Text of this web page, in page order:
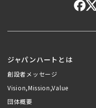
ジャパンハートとは
創設者メッセージ
Vision,Mission,Value
団体概要